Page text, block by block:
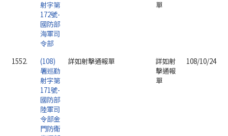
射字第
172號-
國防部
海軍司
令部
單
1552.
(108)
署巡勤
射字第
171號-
國防部
陸軍司
令部金
門防衛
詳如射擊通報單
詳如射
擊通報
單
108/10/24